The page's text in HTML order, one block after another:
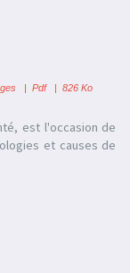
| Pdf | 826 Ko
est l'occasion de
et causes de